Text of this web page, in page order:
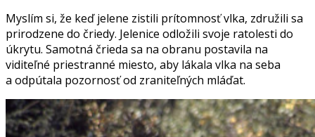
Myslím si, že keď jelene zistili prítomnosť vlka, združili sa
prirodzene do čriedy. Jelenice odložili svoje ratolesti do
úkrytu. Samotná črieda sa na obranu postavila na
viditeľné priestranné miesto, aby lákala vlka na seba
a odpútala pozornosť od zraniteľných mláďat.